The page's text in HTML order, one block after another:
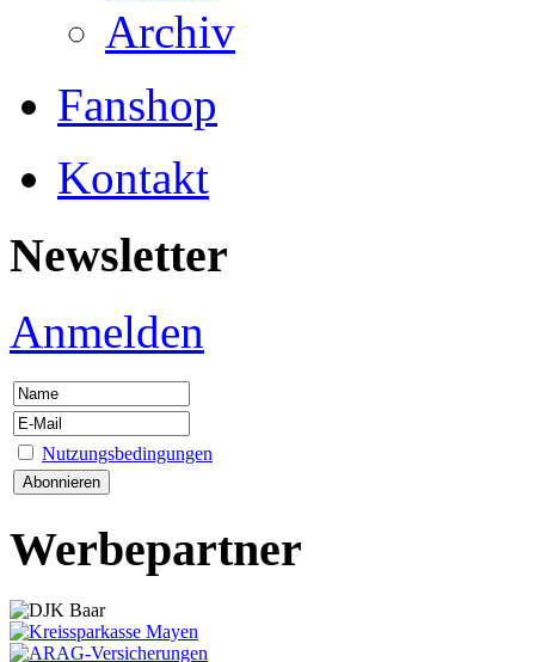
Archiv
Fanshop
Kontakt
Newsletter
Anmelden
Nutzungsbedingungen
Werbepartner